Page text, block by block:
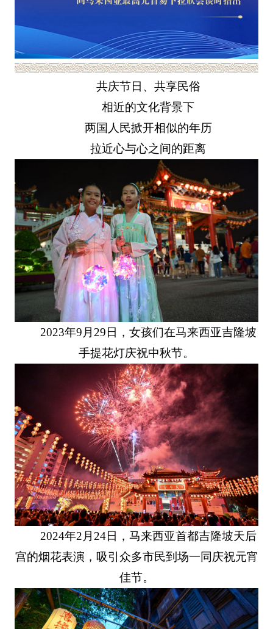
共庆节日、共享民俗
相近的文化背景下
两国人民掀开相似的年历
拉近心与心之间的距离
2023年9月29日，女孩们在马来西亚吉隆坡
手提花灯庆祝中秋节。
2024年2月24日，马来西亚首都吉隆坡天后
宫的烟花表演，吸引众多市民到场一同庆祝元宵
佳节。